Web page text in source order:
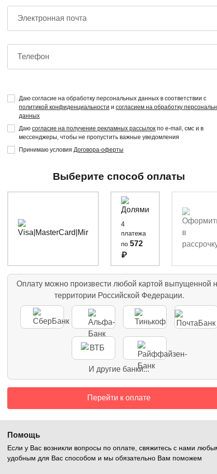
Электронная почта
Телефон
Даю согласие на обработку персональных данных в соответствии с
политикой конфиденциальности и согласием на обработку
данных
Даю согласие на получение рекламных рассылок по e-mail, смс и в
мессенджеры, чтобы не пропустить важные уведомления
Принимаю условия Договора-оферты
Выберите способ оплаты
4
платежа
по 572
₽
Оплату можно произвести любой картой выпущенной
территории Российской Федерации.
И другие банки...
Перейти к оплате
Помощь
Если у Вас возникли вопросы по оплате, свяжитесь с нами
удобным для Вас способом и мы обязательно Вам поможем